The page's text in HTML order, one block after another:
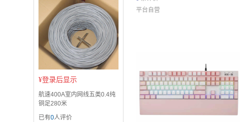
¥登录后显示
航速400A室内网线五类0.4纯
铜足280米
已有0人评价
平台自营